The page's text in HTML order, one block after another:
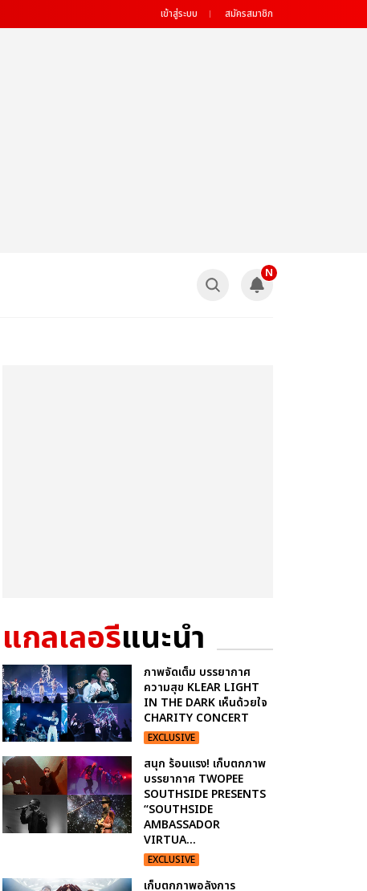
เข้าสู่ระบบ สมัครสมาชิก
N
แกลเลอรีแนะนำ
ภาพจัดเต็ม บรรยากาศ
ความสุข KLEAR LIGHT
IN THE DARK เห็นด้วยใจ
CHARITY CONCERT
EXCLUSIVE
สนุก ร้อนแรง! เก็บตกภาพ
บรรยากาศ TWOPEE
SOUTHSIDE PRESENTS
“SOUTHSIDE
AMBASSADOR
VIRTUA...
EXCLUSIVE
เก็บตกภาพอลังการ